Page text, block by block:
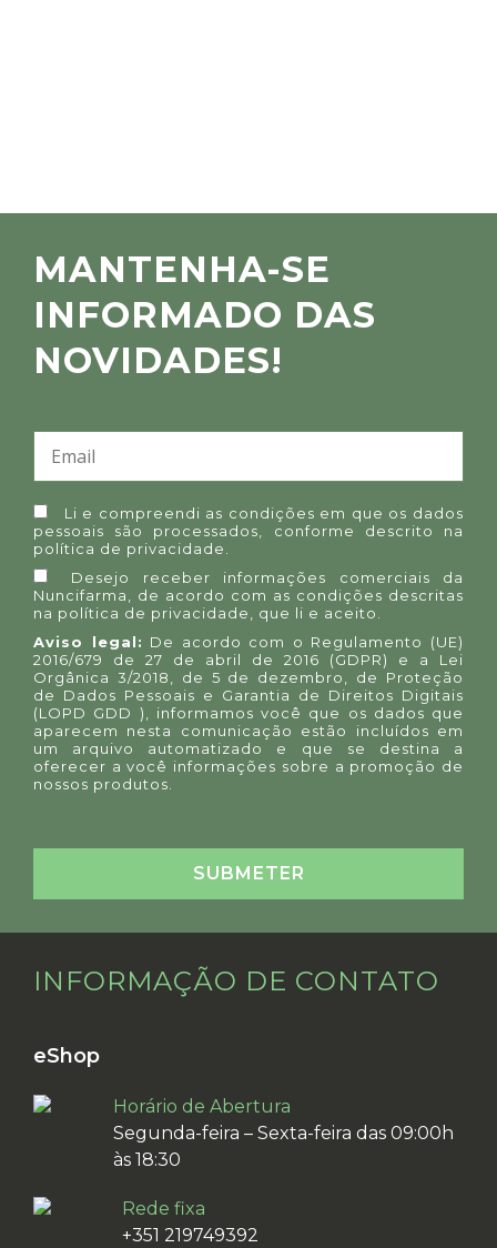
MANTENHA-SE
INFORMADO DAS
NOVIDADES!
Li e compreendi as condições em que os dados
pessoais são processados, conforme descrito na
política de privacidade.
Desejo receber informações comerciais da
Nuncifarma, de acordo com as condições descritas
na política de privacidade, que li e aceito.
Aviso legal: De acordo com o Regulamento (UE)
2016/679 de 27 de abril de 2016 (GDPR) e a Lei
Orgânica 3/2018, de 5 de dezembro, de Proteção
de Dados Pessoais e Garantia de Direitos Digitais
(LOPD GDD ), informamos você que os dados que
aparecem nesta comunicação estão incluídos em
um arquivo automatizado e que se destina a
oferecer a você informações sobre a promoção de
nossos produtos.
INFORMAÇÃO DE CONTATO
eShop
Horário de Abertura
Segunda-feira – Sexta-feira das 09:00h
às 18:30
Rede fixa
+351 219749392